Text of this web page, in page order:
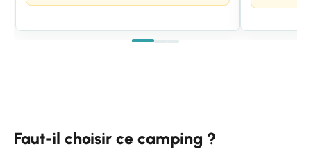
Faut-il choisir ce camping ?